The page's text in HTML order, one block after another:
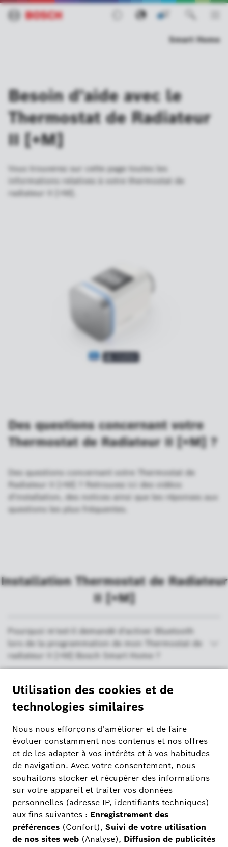
Smart Home
Besoin d'aide avec le
Thermostat de Radiateur
II [+M]
Vous trouverez sur cette page toutes les
informations relatives à votre thermostat de
radiateur II [+M].
Des questions concernant votre
Thermostat de Radiateur II [+M] ?
Des questions concernant votre Thermostat de
Radiateur II [+M] ? Retrouvez ici des vidéos
d'installation, des notices ainsi que les réponses aux
questions les plus fréquentes.
Installation Thermostat de Radiateur
II [+M]
Pourquoi m'est-il demandé d'activer Bluetooth
lors de la programmation de mon Thermostat de
radiateur II [+M] Bosch Smart Home ?
Mon Matter Controller fonctionne avec tous les
appareils WiFi que j'ai achetés jusqu'à présent.
Pourquoi ne fonctionne-t-il pas avec le
Home ?
Comment puis-je passer manuellement de Zigbee
à Thread (mode Matter) ou inversement sur mon
Thermostat de radiateur II [+M] ?
Autres informations